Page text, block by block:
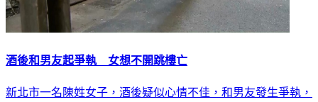
酒後和男友起爭執 女想不開跳樓亡
新北市一名陳姓女子，酒後疑似心情不佳，和男友發生爭執，